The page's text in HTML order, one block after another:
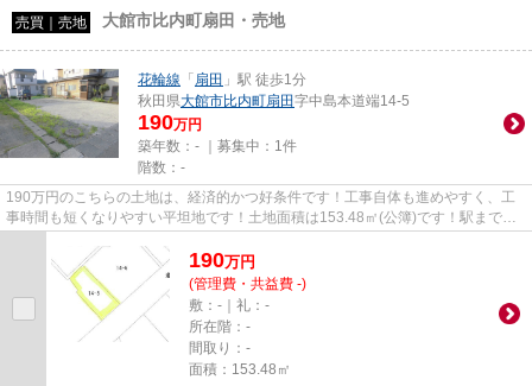
売買｜売地 大館市比内町扇田・売地
花輪線 「 扇田 」駅 徒歩1分
秋田県大館市比内町扇田字中島本道端14-5
190万円
築年数：- ｜募集中： 1件
階数：-
190万円のこちらの土地は、経済的かつ好条件です！工事自体も進めやすく、工
事時間も短くなりやすい平坦地です！土地面積は153.48㎡(公簿)です！駅まで徒
190万円
(管理費・共益費 -)
敷：-｜礼：-
所在階：-
間取り：-
面積：153.48㎡